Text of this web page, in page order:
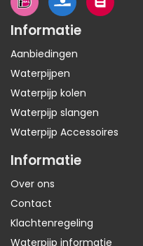
Informatie
Aanbiedingen
Waterpijpen
Waterpijp kolen
Waterpijp slangen
Waterpijp Accessoires
Informatie
Over ons
Contact
Klachtenregeling
Waterpijp informatie